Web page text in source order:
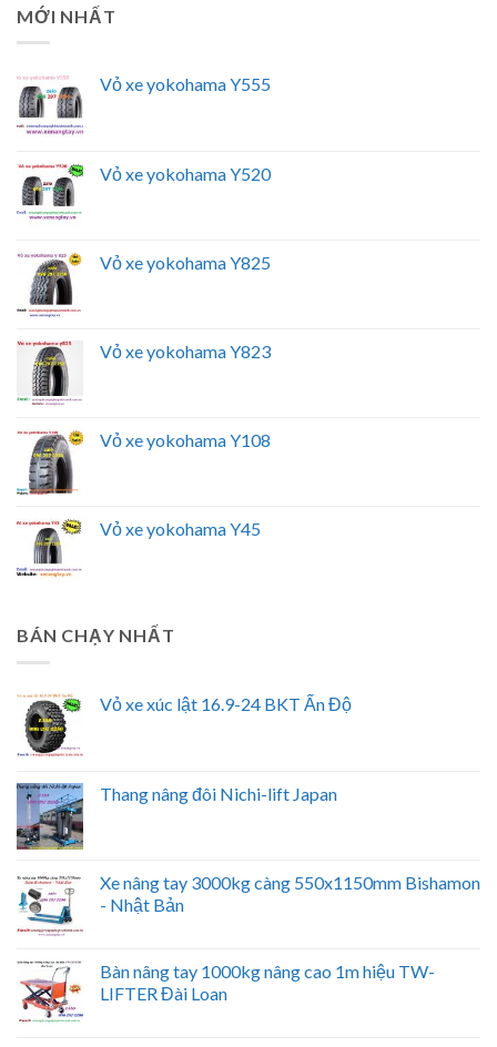
MỚI NHẤT
Vỏ xe yokohama Y555
Vỏ xe yokohama Y520
Vỏ xe yokohama Y825
Vỏ xe yokohama Y823
Vỏ xe yokohama Y108
Vỏ xe yokohama Y45
BÁN CHẠY NHẤT
Vỏ xe xúc lật 16.9-24 BKT Ấn Độ
Thang nâng đôi Nichi-lift Japan
Xe nâng tay 3000kg càng 550x1150mm Bishamon
- Nhật Bản
Bàn nâng tay 1000kg nâng cao 1m hiệu TW-
LIFTER Đài Loan